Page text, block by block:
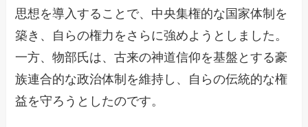
思想を導入することで、中央集権的な国家体制を
築き、自らの権力をさらに強めようとしました。
一方、物部氏は、古来の神道信仰を基盤とする豪
族連合的な政治体制を維持し、自らの伝統的な権
益を守ろうとしたのです。